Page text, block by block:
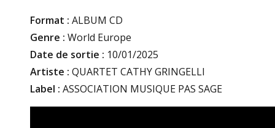
Format : ALBUM CD
Genre : World Europe
Date de sortie : 10/01/2025
Artiste : QUARTET CATHY GRINGELLI
Label : ASSOCIATION MUSIQUE PAS SAGE